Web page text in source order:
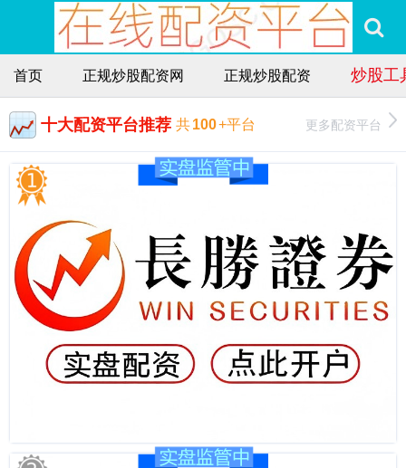
首页 正规炒股配资网 正规炒股配资 炒股工
十大配资平台推荐 共100+平台 更多配资平台